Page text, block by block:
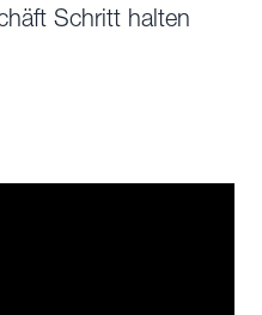
Schritt halten